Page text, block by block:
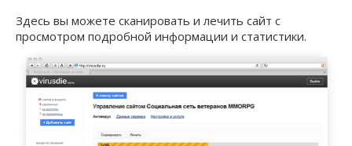
Здесь вы можете сканировать и лечить сайт с
просмотром подробной информации и статистики.